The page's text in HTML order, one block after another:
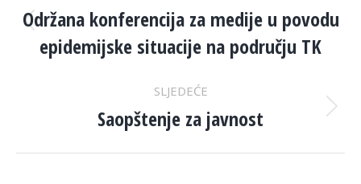
NAVIGATION
Previous
post:
Održana konferencija za medije u povodu
epidemijske situacije na području TK
SLJEDEĆE
Next
Saopštenje za javnost